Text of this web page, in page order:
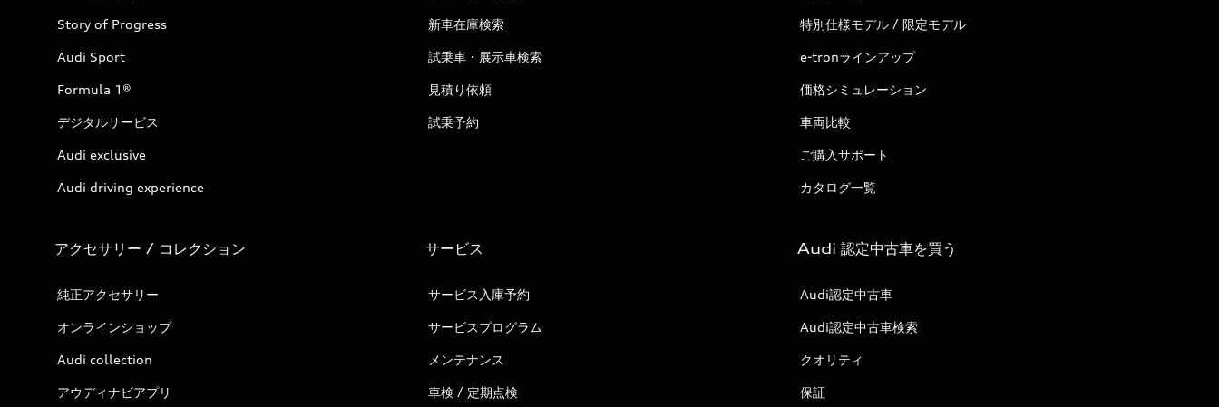
Story of Progress
Audi Sport
Formula 1®
デジタルサービス
Audi exclusive
Audi driving experience
新車在庫検索
試乗車・展示車検索
見積り依頼
試乗予約
特別仕様モデル / 限定モデル
e-tronラインアップ
価格シミュレーション
車両比較
ご購入サポート
カタログ一覧
アクセサリー / コレクション
純正アクセサリー
オンラインショップ
Audi collection
アウディナビアプリ
サービス
サービス入庫予約
サービスプログラム
メンテナンス
車検 / 定期点検
Audi 認定中古車を買う
Audi認定中古車
Audi認定中古車検索
クオリティ
保証